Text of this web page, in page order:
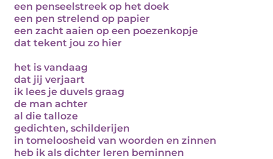
een penseelstreek op het doek
een pen strelend op papier
een zacht aaien op een poezenkopje
dat tekent jou zo hier
het is vandaag
dat jij verjaart
ik lees je duvels graag
de man achter
al die talloze
gedichten, schilderijen
in tomeloosheid van woorden en zinnen
heb ik als dichter leren beminnen